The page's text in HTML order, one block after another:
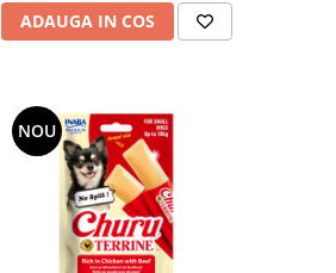
ADAUGA IN COS
NOU